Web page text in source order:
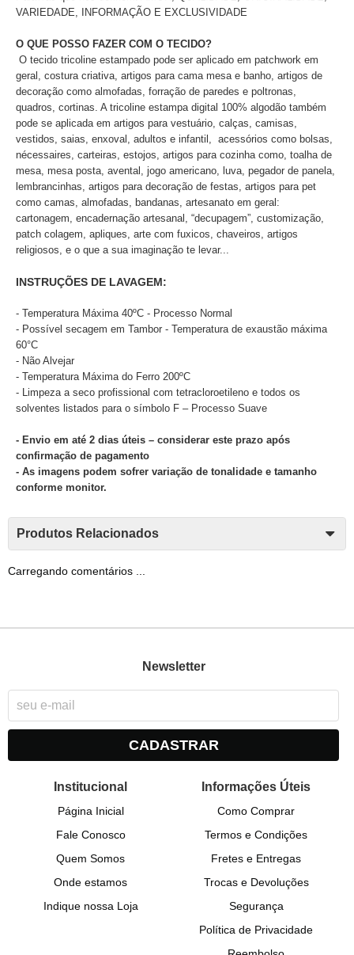
VARIEDADE, INFORMAÇÃO E EXCLUSIVIDADE
O QUE POSSO FAZER COM O TECIDO?
O tecido tricoline estampado pode ser aplicado em patchwork em
geral, costura criativa, artigos para cama mesa e banho, artigos de
decoração como almofadas, forração de paredes e poltronas,
quadros, cortinas. A tricoline estampa digital 100% algodão também
pode se aplicada em artigos para vestuário, calças, camisas,
vestidos, saias, enxoval, adultos e infantil, acessórios como bolsas,
nécessaires, carteiras, estojos, artigos para cozinha como, toalha de
mesa, mesa posta, avental, jogo americano, luva, pegador de panela,
lembrancinhas, artigos para decoração de festas, artigos para pet
como camas, almofadas, bandanas, artesanato em geral:
cartonagem, encadernação artesanal, “decupagem”, customização,
patch colagem, apliques, arte com fuxicos, chaveiros, artigos
religiosos, e o que a sua imaginação te levar...
INSTRUÇÕES DE LAVAGEM:
- Temperatura Máxima 40ºC - Processo Normal
- Possível secagem em Tambor - Temperatura de exaustão máxima
60°C
- Não Alvejar
- Temperatura Máxima do Ferro 200ºC
- Limpeza a seco profissional com tetracloroetileno e todos os
solventes listados para o símbolo F – Processo Suave
- Envio em até 2 dias úteis – considerar este prazo após
confirmação de pagamento
- As imagens podem sofrer variação de tonalidade e tamanho
conforme monitor.
Produtos Relacionados
Carregando comentários ...
Newsletter
CADASTRAR
Institucional
Página Inicial
Fale Conosco
Quem Somos
Onde estamos
Indique nossa Loja
Informações Úteis
Como Comprar
Termos e Condições
Fretes e Entregas
Trocas e Devoluções
Segurança
Política de Privacidade